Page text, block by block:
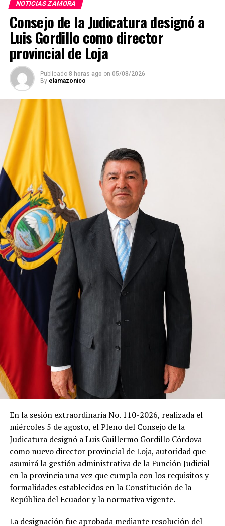
NOTICIAS ZAMORA
Consejo de la Judicatura designó a
Luis Gordillo como director
provincial de Loja
Publicado 8 horas ago on 05/08/2026
By elamazonico
En la sesión extraordinaria No. 110-2026, realizada el
miércoles 5 de agosto, el Pleno del Consejo de la
Judicatura designó a Luis Guillermo Gordillo Córdova
como nuevo director provincial de Loja, autoridad que
asumirá la gestión administrativa de la Función Judicial
en la provincia una vez que cumpla con los requisitos y
formalidades establecidos en la Constitución de la
República del Ecuador y la normativa vigente.
La designación fue aprobada mediante resolución del